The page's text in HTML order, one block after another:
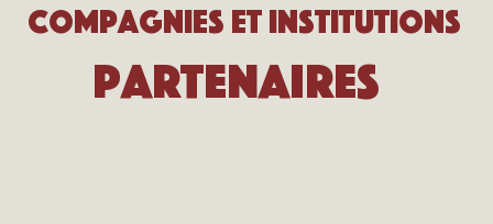
​Compagnies et institutions
Partenaires